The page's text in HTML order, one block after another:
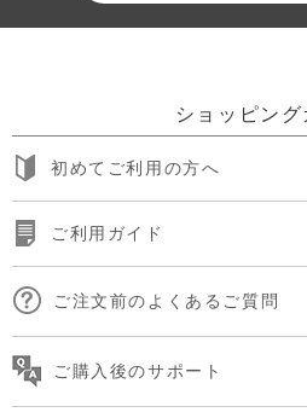
ショッピング
初めてご利用の方へ
ご利用ガイド
ご注文前のよくあるご質問
ご購入後のサポート